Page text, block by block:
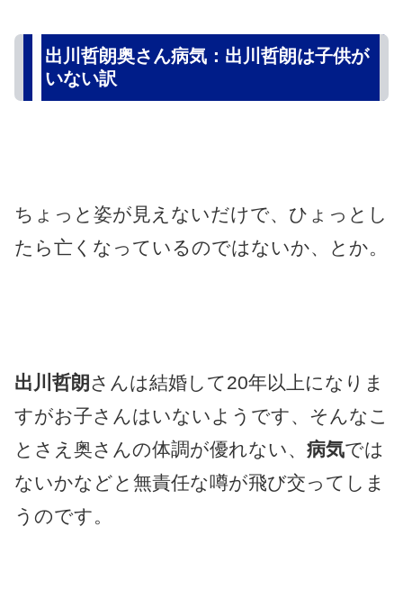
出川哲朗奥さん病気：出川哲朗は子供が
いない訳
ちょっと姿が見えないだけで、ひょっとし
たら亡くなっているのではないか、とか。
出川哲朗 さんは結婚して20年以上になりま
すがお子さんはいないようです、そんなこ
とさえ奥さんの体調が優れない、 病気では
ないかなどと無責任な噂が飛び交ってしま
うのです。